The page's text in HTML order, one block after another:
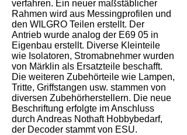
verfahren. Ein neuer maßstäblicher
Rahmen wird aus Messingprofilen und
den WILGRO Teilen erstellt. Der
Antrieb wurde analog der E69 05 in
Eigenbau erstellt. Diverse Kleinteile
wie Isolatoren, Stromabnehmer wurden
von Märklin als Ersatzteile beschafft.
Die weiteren Zubehörteile wie Lampen,
Tritte, Griffstangen usw. stammen von
diversen Zubehörherstellern. Die neue
Beschriftung erfolgte im Anschluss
durch Andreas Nothaft Hobbybedarf,
der Decoder stammt von ESU.